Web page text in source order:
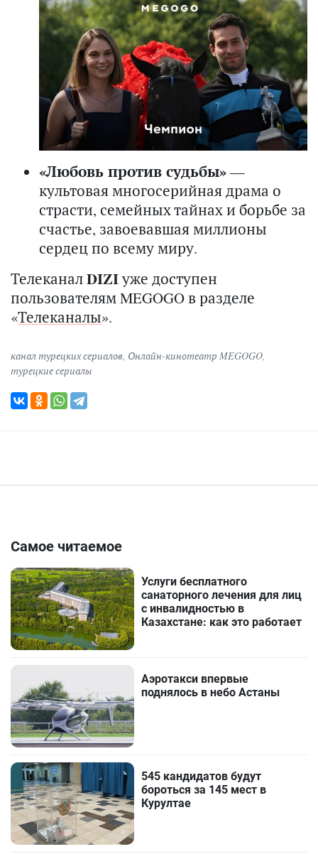
«Любовь против судьбы»—
культовая многосерийная драма о
страсти, семейных тайнах и борьбе за
счастье, завоевавшая миллионы
сердец по всему миру.
ТелеканалDIZIуже доступен
пользователям MEGOGO в разделе
«Телеканалы».
канал турецких сериалов, Онлайн-кинотеатр MEGOGO,
турецкие сериалы
Самое читаемое
Услуги бесплатного
санаторного лечения для лиц
с инвалидностью в
Казахстане: как это работает
Аэротакси впервые
поднялось в небо Астаны
545 кандидатов будут
бороться за 145 мест в
Курултае